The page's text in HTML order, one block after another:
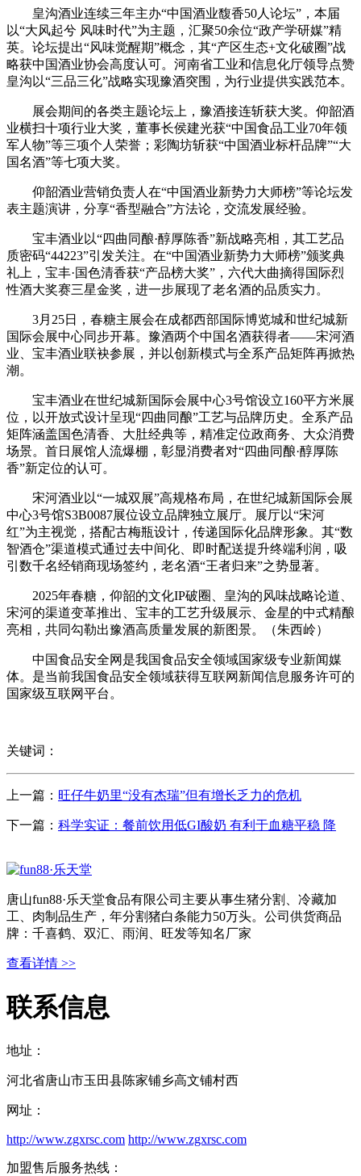
皇沟酒业连续三年主办“中国酒业馥香50人论坛”，本届
以“大风起兮 风味时代”为主题，汇聚50余位“政产学研媒”精
英。论坛提出“风味觉醒期”概念，其“产区生态+文化破圈”战
略获中国酒业协会高度认可。河南省工业和信息化厅领导点赞
皇沟以“三品三化”战略实现豫酒突围，为行业提供实践范本。
展会期间的各类主题论坛上，豫酒接连斩获大奖。仰韶酒
业横扫十项行业大奖，董事长侯建光获“中国食品工业70年领
军人物”等三项个人荣誉；彩陶坊斩获“中国酒业标杆品牌”“大
国名酒”等七项大奖。
仰韶酒业营销负责人在“中国酒业新势力大师榜”等论坛发
表主题演讲，分享“香型融合”方法论，交流发展经验。
宝丰酒业以“四曲同酿·醇厚陈香”新战略亮相，其工艺品
质密码“44223”引发关注。在“中国酒业新势力大师榜”颁奖典
礼上，宝丰·国色清香获“产品榜大奖”，六代大曲摘得国际烈
性酒大奖赛三星金奖，进一步展现了老名酒的品质实力。
3月25日，春糖主展会在成都西部国际博览城和世纪城新
国际会展中心同步开幕。豫酒两个中国名酒获得者——宋河酒
业、宝丰酒业联袂参展，并以创新模式与全系产品矩阵再掀热
潮。
宝丰酒业在世纪城新国际会展中心3号馆设立160平方米展
位，以开放式设计呈现“四曲同酿”工艺与品牌历史。全系产品
矩阵涵盖国色清香、大肚经典等，精准定位政商务、大众消费
场景。首日展馆人流爆棚，彰显消费者对“四曲同酿·醇厚陈
香”新定位的认可。
宋河酒业以“一城双展”高规格布局，在世纪城新国际会展
中心3号馆S3B0087展位设立品牌独立展厅。展厅以“宋河
红”为主视觉，搭配古梅瓶设计，传递国际化品牌形象。其“数
智酒仓”渠道模式通过去中间化、即时配送提升终端利润，吸
引数千名经销商现场签约，老名酒“王者归来”之势显著。
2025年春糖，仰韶的文化IP破圈、皇沟的风味战略论道、
宋河的渠道变革推出、宝丰的工艺升级展示、金星的中式精酿
亮相，共同勾勒出豫酒高质量发展的新图景。（朱西岭）
中国食品安全网是我国食品安全领域国家级专业新闻媒
体。是当前我国食品安全领域获得互联网新闻信息服务许可的
国家级互联网平台。
关键词：
上一篇： 旺仔牛奶里“没有杰瑞”但有增长乏力的危机
下一篇： 科学实证：餐前饮用低GI酸奶 有利于血糖平稳 降
唐山fun88·乐天堂食品有限公司主要从事生猪分割、冷藏加
工、肉制品生产，年分割猪白条能力50万头。公司供货商品
牌：千喜鹤、双汇、雨润、旺发等知名厂家
查看详情 >>
联系信息
地址：
河北省唐山市玉田县陈家铺乡高文铺村西
网址：
http://www.zgxrsc.com http://www.zgxrsc.com
加盟售后服务热线：